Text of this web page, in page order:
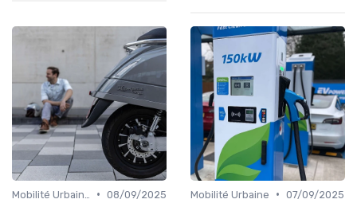
• 08/09/2025
Mobilité Urbaine • 07/09/2025